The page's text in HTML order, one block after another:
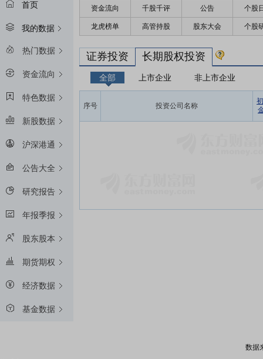
首页
我的数据
热门数据
资金流向
特色数据
新股数据
沪深港通
公告大全
研究报告
年报季报
股东股本
期货期权
经济数据
基金数据
资金流向 千股千评 公告 个股
龙虎榜单 高管持股 股东大会 个股
证券投资 长期股权投资
全部 上市企业 非上市企业
序号 投资公司名称
数据